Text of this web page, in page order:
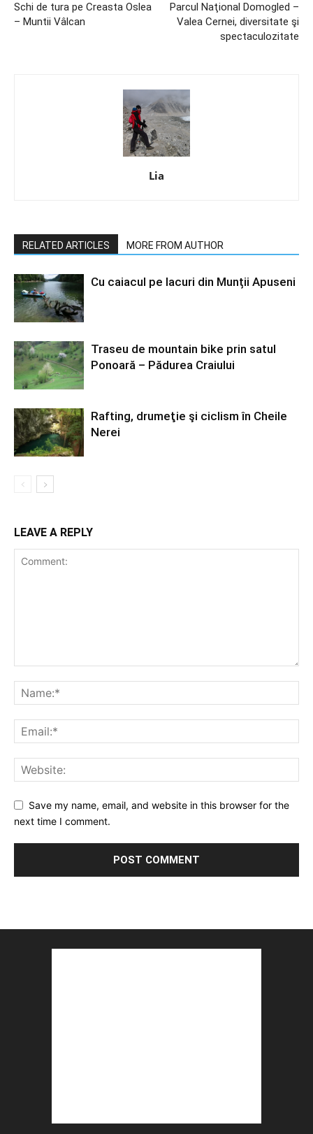
Schi de tura pe Creasta Oslea
– Muntii Vâlcan
Parcul Naţional Domogled –
Valea Cernei, diversitate şi
spectaculozitate
Lia
RELATED ARTICLES MORE FROM AUTHOR
Cu caiacul pe lacuri din Munții Apuseni
Traseu de mountain bike prin satul
Ponoară – Pădurea Craiului
Rafting, drumeţie şi ciclism în Cheile
Nerei
LEAVE A REPLY
Save my name, email, and website in this browser for the
next time I comment.